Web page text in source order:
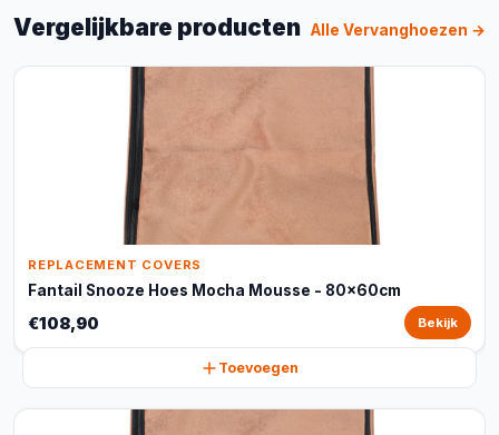
Vergelijkbare producten Alle Vervanghoezen →
REPLACEMENT COVERS
Fantail Snooze Hoes Mocha Mousse - 80x60cm
€108,90 Bekijk
Toevoegen